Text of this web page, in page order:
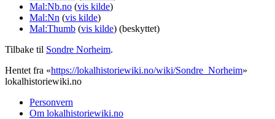
Mal:Nb.no (vis kilde)
Mal:Nn (vis kilde)
Mal:Thumb (vis kilde) (beskyttet)
Tilbake til Sondre Norheim.
Hentet fra «https://lokalhistoriewiki.no/wiki/Sondre_Norheim»
lokalhistoriewiki.no
Personvern
Om lokalhistoriewiki.no